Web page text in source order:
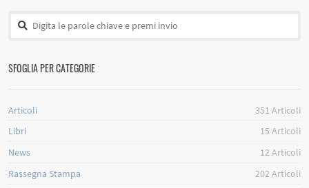
SFOGLIA PER CATEGORIE
Articoli 351 Articoli
Libri
15 Articoli
News
12Articoli
Rassegna Stampa
202Articoli